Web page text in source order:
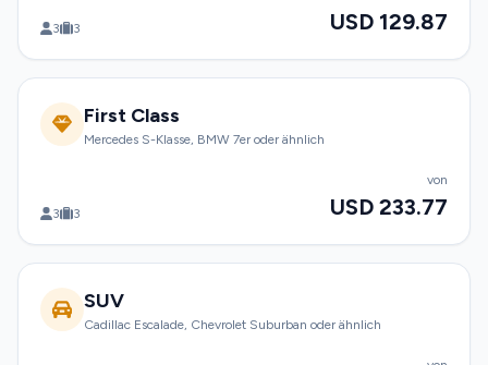
3 3 USD 129.87
First Class
Mercedes S-Klasse, BMW 7er oder ähnlich
3 3
von
USD 233.77
SUV
Cadillac Escalade, Chevrolet Suburban oder ähnlich